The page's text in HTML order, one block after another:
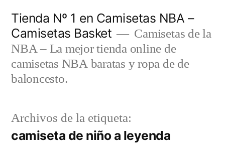
contenido
Tienda Nº 1 en Camisetas NBA –
Camisetas Basket
Camisetas de la
NBA – La mejor tienda online de
camisetas NBA baratas y ropa de de
baloncesto.
Archivos de la etiqueta:
camiseta de niño a leyenda